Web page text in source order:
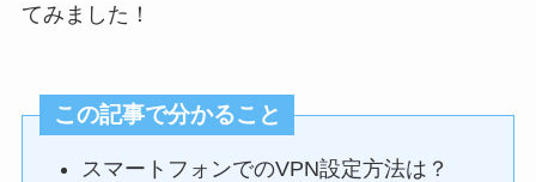
てみました！
この記事で分かること
スマートフォンでのVPN設定方法は？